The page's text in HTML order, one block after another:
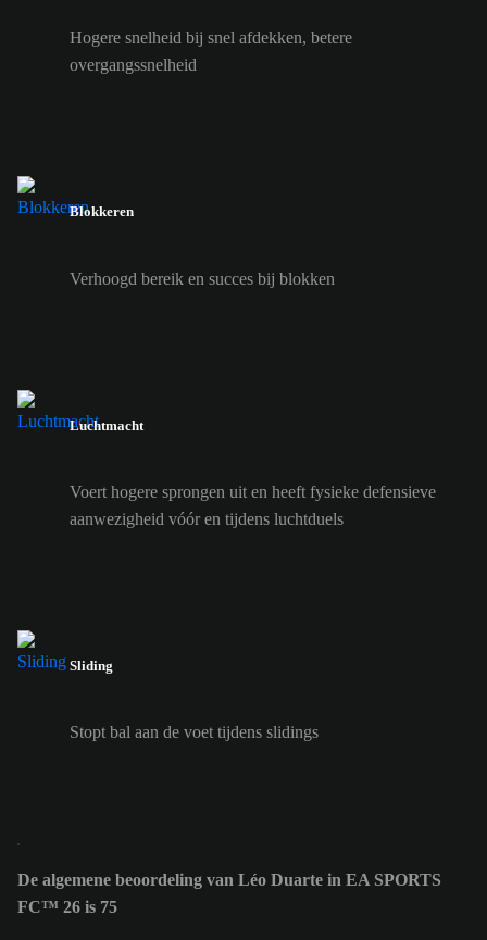
Hogere snelheid bij snel afdekken, betere
overgangssnelheid
Blokkeren
Verhoogd bereik en succes bij blokken
Luchtmacht
Voert hogere sprongen uit en heeft fysieke defensieve
aanwezigheid vóór en tijdens luchtduels
Sliding
Stopt bal aan de voet tijdens slidings
De algemene beoordeling van Léo Duarte in EA SPORTS
FC™ 26 is 75